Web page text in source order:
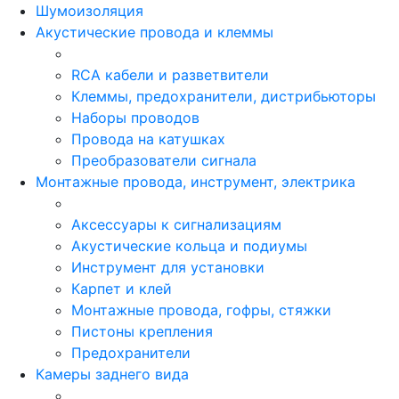
Шумоизоляция
Акустические провода и клеммы
RCA кабели и разветвители
Клеммы, предохранители, дистрибьюторы
Наборы проводов
Провода на катушках
Преобразователи сигнала
Монтажные провода, инструмент, электрика
Аксессуары к сигнализациям
Акустические кольца и подиумы
Инструмент для установки
Карпет и клей
Монтажные провода, гофры, стяжки
Пистоны крепления
Предохранители
Камеры заднего вида